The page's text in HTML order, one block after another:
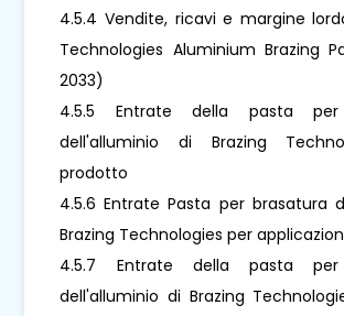
4.5.4 Vendite, ricavi e margine
Technologies Aluminium Brazing
2033)
4.5.5 Entrate della pasta per
dell'alluminio di Brazing
prodotto
4.5.6 Entrate Pasta per brasatura
Brazing Technologies per
4.5.7 Entrate della pasta per
dell'alluminio di Brazing